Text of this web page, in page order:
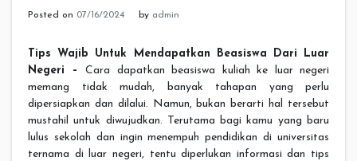
Posted on 07/16/2024 by admin
Tips Wajib Untuk Mendapatkan Beasiswa Dari Luar
Negeri – Cara dapatkan beasiswa kuliah ke luar negeri
memang tidak mudah, banyak tahapan yang perlu
dipersiapkan dan dilalui. Namun, bukan berarti hal tersebut
mustahil untuk diwujudkan. Terutama bagi kamu yang baru
lulus sekolah dan ingin menempuh pendidikan di universitas
ternama di luar negeri, tentu diperlukan informasi dan tips